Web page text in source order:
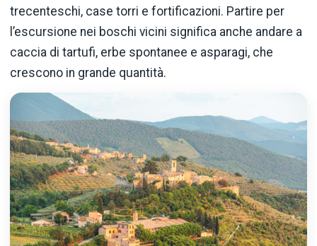
trecenteschi, case torri e fortificazioni. Partire per
l’escursione nei boschi vicini significa anche andare a
caccia di tartufi, erbe spontanee e asparagi, che
crescono in grande quantità.